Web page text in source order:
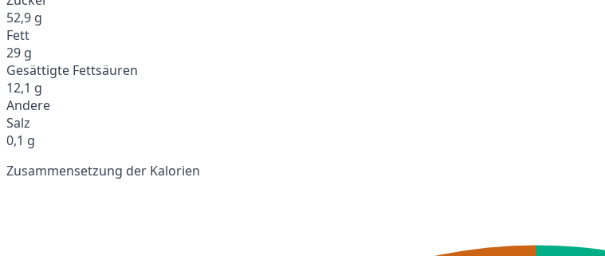
52,9 g
Fett
29 g
Gesättigte Fettsäuren
12,1 g
Andere
Salz
0,1 g
Zusammensetzung der Kalorien